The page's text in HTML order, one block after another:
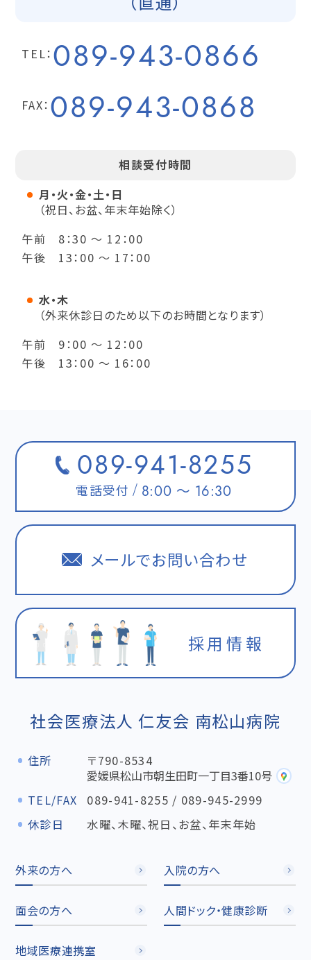
TEL： 089-943-0866
FAX： 089-943-0868
相談受付時間
月・火・金・土・日
（祝日、お盆、年末年始除く）
午前 8：30 ～ 12：00
午後 13：00 ～ 17：00
水・木
（外来休診日のため以下のお時間となります）
午前 9：00 ～ 12：00
午後 13：00 ～ 16：00
089-941-8255
電話受付 8:00 ～ 16:30
メールでお問い合わせ
採用情報
社会医療法人 仁友会 南松山病院
住所
〒790-8534
愛媛県松山市朝生田町一丁目3番10号
TEL/FAX
089-941-8255 / 089-945-2999
休診日
水曜、木曜、祝日、お盆、年末年始
外来の方へ 入院の方へ
面会の方へ 人間ドック・健康診断
地域医療連携室